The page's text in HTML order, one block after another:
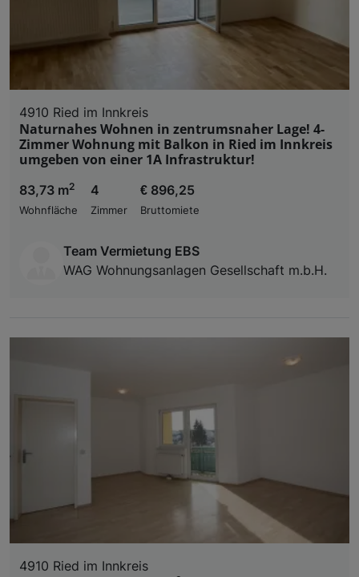
4910 Ried im Innkreis
Naturnahes Wohnen in zentrumsnaher Lage! 4-
Zimmer Wohnung mit Balkon in Ried im Innkreis
umgeben von einer 1A Infrastruktur!
83,73 m2
Wohnfläche
4
Zimmer
€ 896,25
Bruttomiete
Team Vermietung EBS
WAG Wohnungsanlagen Gesellschaft m.b.H.
4910 Ried im Innkreis